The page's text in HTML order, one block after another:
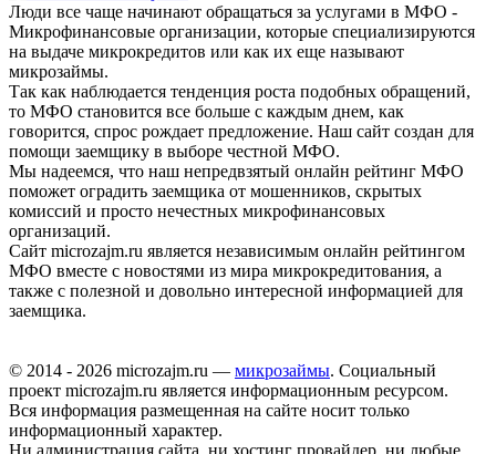
Люди все чаще начинают обращаться за услугами в МФО -
Микрофинансовые организации, которые специализируются
на выдаче микрокредитов или как их еще называют
микрозаймы.
Так как наблюдается тенденция роста подобных обращений,
то МФО становится все больше с каждым днем, как
говорится, спрос рождает предложение. Наш сайт создан для
помощи заемщику в выборе честной МФО.
Мы надеемся, что наш непредвзятый онлайн рейтинг МФО
поможет оградить заемщика от мошенников, скрытых
комиссий и просто нечестных микрофинансовых
организаций.
Сайт microzajm.ru является независимым онлайн рейтингом
МФО вместе с новостями из мира микрокредитования, а
также с полезной и довольно интересной информацией для
заемщика.
© 2014 - 2026 microzajm.ru — микрозаймы. Социальный
проект microzajm.ru является информационным ресурсом.
Вся информация размещенная на сайте носит только
информационный характер.
Ни администрация сайта, ни хостинг провайдер, ни любые